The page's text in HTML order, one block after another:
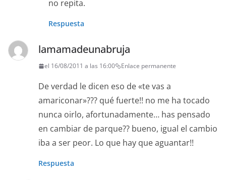
no repita.
Respuesta
lamamadeunabruja
el 16/08/2011 a las 16:00 Enlace permanente
De verdad le dicen eso de «te vas a
amariconar»??? qué fuerte!! no me ha tocado
nunca oirlo, afortunadamente… has pensado
en cambiar de parque?? bueno, igual el cambio
iba a ser peor. Lo que hay que aguantar!!
Respuesta